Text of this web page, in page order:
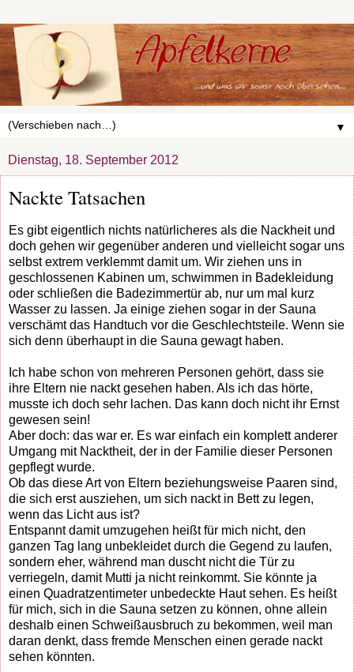
▼
Dienstag, 18. September 2012
Nackte Tatsachen
Es gibt eigentlich nichts natürlicheres als die Nackheit und
doch gehen wir gegenüber anderen und vielleicht sogar uns
selbst extrem verklemmt damit um. Wir ziehen uns in
geschlossenen Kabinen um, schwimmen in Badekleidung
oder schließen die Badezimmertür ab, nur um mal kurz
Wasser zu lassen. Ja einige ziehen sogar in der Sauna
verschämt das Handtuch vor die Geschlechtsteile. Wenn sie
sich denn überhaupt in die Sauna gewagt haben.
Ich habe schon von mehreren Personen gehört, dass sie
ihre Eltern nie nackt gesehen haben. Als ich das hörte,
musste ich doch sehr lachen. Das kann doch nicht ihr Ernst
gewesen sein!
Aber doch: das war er. Es war einfach ein komplett anderer
Umgang mit Nacktheit, der in der Familie dieser Personen
gepflegt wurde.
Ob das diese Art von Eltern beziehungsweise Paaren sind,
die sich erst ausziehen, um sich nackt in Bett zu legen,
wenn das Licht aus ist?
Entspannt damit umzugehen heißt für mich nicht, den
ganzen Tag lang unbekleidet durch die Gegend zu laufen,
sondern eher, während man duscht nicht die Tür zu
verriegeln, damit Mutti ja nicht reinkommt. Sie könnte ja
einen Quadratzentimeter unbedeckte Haut sehen. Es heißt
für mich, sich in die Sauna setzen zu können, ohne allein
deshalb einen Schweißausbruch zu bekommen, weil man
daran denkt, dass fremde Menschen einen gerade nackt
sehen könnten.